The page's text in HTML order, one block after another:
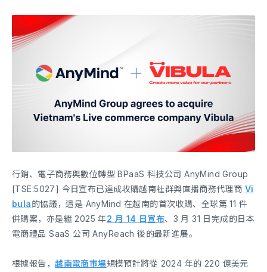
行銷、電子商務與數位轉型 BPaaS 科技公司 AnyMind Group
[TSE:5027] 今日宣布已達成收購越南社群與直播商務代理商 Vi
bula的協議，這是 AnyMind 在越南的首次收購、全球第 11 件
併購案，亦是繼 2025 年2 月 14 日宣布、3 月 31 日完成的日本
電商禮品 SaaS 公司 AnyReach 後的最新進展。
根據報告，越南電商市場規模預計將從 2024 年的 220 億美元